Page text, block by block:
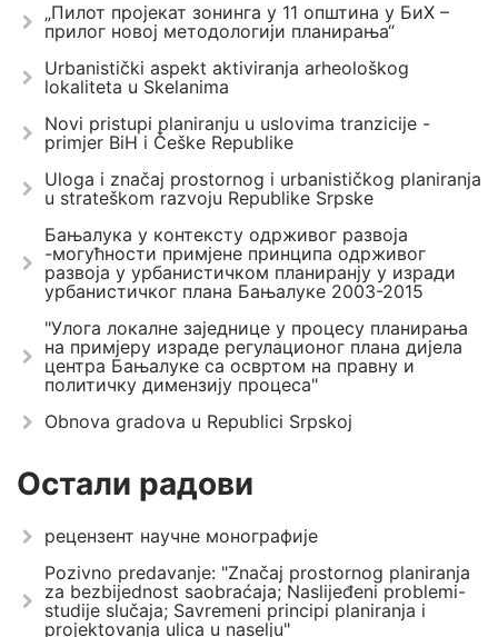
„Пилот пројекат зонинга у 11 општина у БиХ –
прилог новој методологији планирања“
Urbanistički aspekt aktiviranja arheološkog
lokaliteta u Skelanima
Novi pristupi planiranju u uslovima tranzicije -
primjer BiH i Češke Republike
Uloga i značaj prostornog i urbanističkog planiranja
u strateškom razvoju Republike Srpske
Бањалука у контексту одрживог развоја
-могућности примјене принципа одрживог
развоја у урбанистичком планиранју у изради
урбанистичког плана Бањалуке 2003-2015
"Улога локалне заједнице у процесу планирања
на примјеру израде регулационог плана дијела
центра Бањалуке са освртом на правну и
политичку димензију процеса"
Obnova gradova u Republici Srpskoj
Остали радови
рецензент научне монографије
Pozivno predavanje: "Značaj prostornog planiranja
za bezbijednost saobraćaja; Naslijeđeni problemi-
studije slučaja; Savremeni principi planiranja i
projektovanja ulica u naselju"